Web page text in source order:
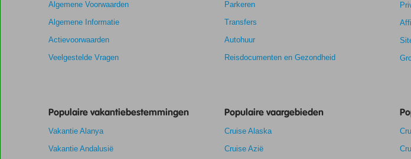
niet
om
relevantie
scores
garanderen.
Algemene Voorwaarden
Algemene Informatie
Actievoorwaarden
Veelgestelde Vragen
Parkeren
Transfers
Autohuur
Reisdocumenten en Gezondheid
Populaire vakantiebestemmingen
Vakantie Alanya
Vakantie Andalusië
Populaire vaargebieden
Cruise Alaska
Cruise Azië